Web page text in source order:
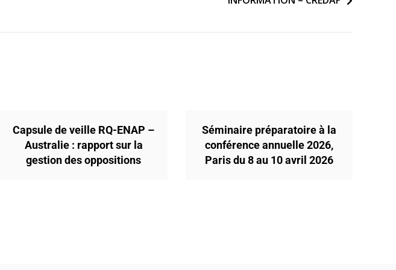
Capsule de veille RQ-ENAP –
Australie : rapport sur la
gestion des oppositions
Séminaire préparatoire à la
conférence annuelle 2026,
Paris du 8 au 10 avril 2026